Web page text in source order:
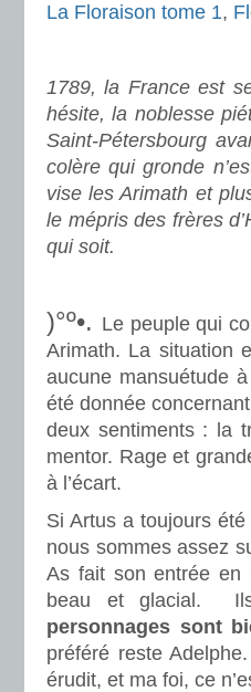
La Floraison tome 1,
1789, la France est
hésite, la noblesse
Saint-Pétersbourg
colère qui gronde
vise les Arimath et
le mépris des frères
qui soit.
)°º•. Le peuple qui
Arimath. La situation
aucune mansuétude
été donnée
deux sentiments : la
mentor. Rage et
à l’écart.
Si Artus a toujours
nous sommes assez
As fait son entrée en
beau et glacial.
personnages sont
préféré reste
érudit, et ma foi, ce